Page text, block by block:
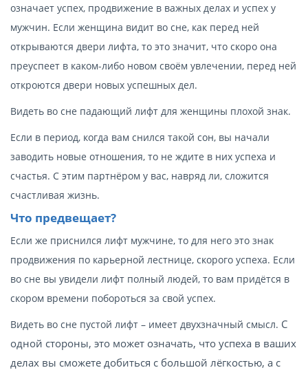
означает успех, продвижение в важных делах и успех у
мужчин. Если женщина видит во сне, как перед ней
открываются двери лифта, то это значит, что скоро она
преуспеет в каком-либо новом своём увлечении, перед ней
откроются двери новых успешных дел.
Видеть во сне падающий лифт для женщины плохой знак.
Если в период, когда вам снился такой сон, вы начали
заводить новые отношения, то не ждите в них успеха и
счастья. С этим партнёром у вас, навряд ли, сложится
счастливая жизнь.
Что предвещает?
Если же приснился лифт мужчине, то для него это знак
продвижения по карьерной лестнице, скорого успеха. Если
во сне вы увидели лифт полный людей, то вам придётся в
скором времени побороться за свой успех.
Видеть во сне пустой лифт – имеет двухзначный смысл. С
одной стороны, это может означать, что успеха в ваших
делах вы сможете добиться с большой лёгкостью, а с